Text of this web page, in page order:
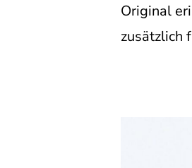
Original
zusätzlich